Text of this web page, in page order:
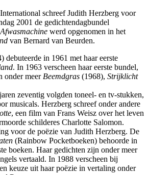
schreef Judith Herzberg voor
2001 de gedichtendagbundel
Afwasmachine werd opgenomen in het
van Bernard van Beurden.
debuteerde in 1961 met haar eerste
. In 1963 verscheen haar eerste bundel,
onder meer Beemdgras (1968), Strijklicht
zeventig volgden toneel- en tv-stukken,
musicals. Herzberg schreef onder andere
, een film van Frans Weisz over het leven
schilderes Charlotte Salomon.
voor de poëzie van Judith Herzberg. De
(Rainbow Pocketboeken) behoorde in
boeken. Haar gedichten zijn onder meer
vertaald. In 1988 verscheen bij
keuze uit haar poëzie in vertaling onder